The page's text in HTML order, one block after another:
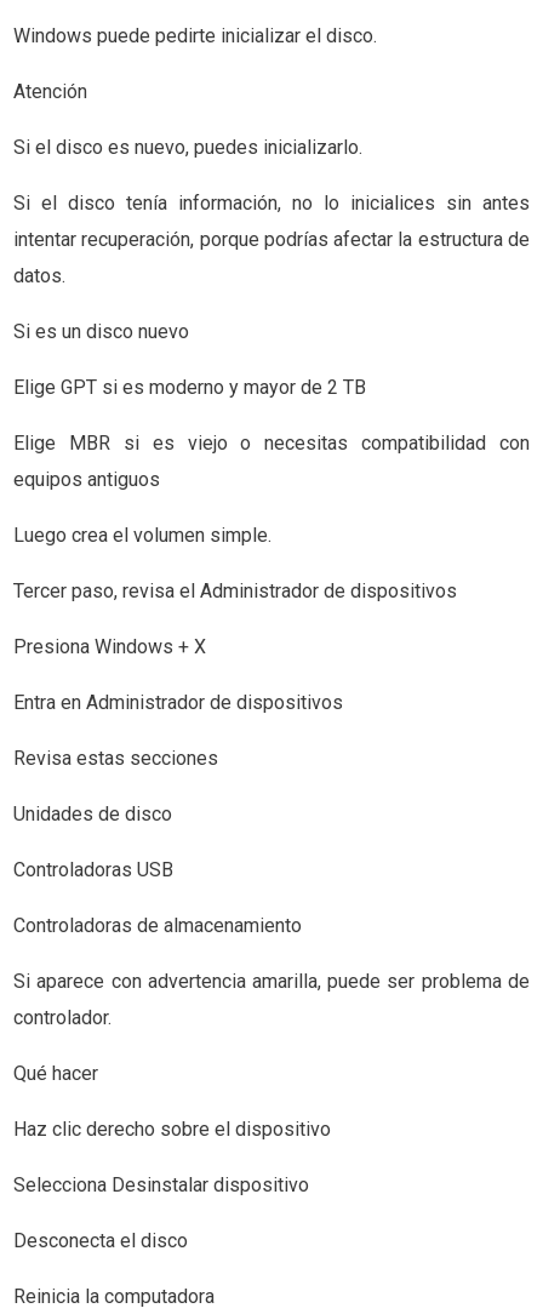
Windows puede pedirte inicializar el disco.
Atención
Si el disco es nuevo, puedes inicializarlo.
Si el disco tenía información, no lo inicialices sin antes
intentar recuperación, porque podrías afectar la estructura de
datos.
Si es un disco nuevo
Elige GPT si es moderno y mayor de 2 TB
Elige MBR si es viejo o necesitas compatibilidad con
equipos antiguos
Luego crea el volumen simple.
Tercer paso, revisa el Administrador de dispositivos
Presiona Windows + X
Entra en Administrador de dispositivos
Revisa estas secciones
Unidades de disco
Controladoras USB
Controladoras de almacenamiento
Si aparece con advertencia amarilla, puede ser problema de
controlador.
Qué hacer
Haz clic derecho sobre el dispositivo
Selecciona Desinstalar dispositivo
Desconecta el disco
Reinicia la computadora